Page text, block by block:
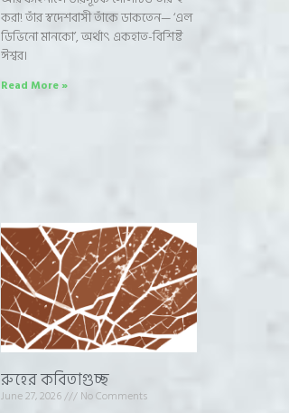
করা! তাঁর স্বদেশবাসী তাঁকে ডাকতেন— ‘এল
ডিভিনো মানকো’, অর্থাৎ একহাত-বিশিষ্ট
ঈশ্বর।
Read More »
রুহের কবিতাগুচ্ছ
June 27, 2026 No Comments